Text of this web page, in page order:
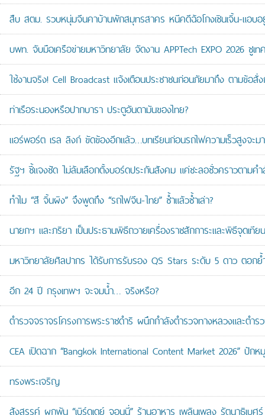
สืบ สตม. รวบหนุ่มจีนคาบ้านพักสมุทรสาคร หนีคดีฉ้อโกงเซินเจิ้น-แอบอ
บพท. จับมือเครือข่ายมหาวิทยาลัย จัดงาน APPTech EXPO 2026 ชูเ
ใช้งานจริง! Cell Broadcast แจ้งเตือนประชาชนก่อนภัยมาถึง ตามข้อสั่
ท่าเรือระนองหรือปากบารา ประตูอันดามันของไทย?
แอร์พอร์ต เรล ลิงก์ ขัดข้องอีกแล้ว…บทเรียนก่อนรถไฟความเร็วสูงจะม
รัฐฯ ชี้แจงชัด ไม่ล้มเลือกตั้งบอร์ดประกันสังคม แค่ชะลอชั่วคราวตามค
ทำไม “สี จิ้นผิง” จึงพูดถึง “รถไฟจีน-ไทย” ซ้ำแล้วซ้ำเล่า?
นายกฯ และภริยา เป็นประธานพิธีถวายเครื่องราชสักการะและพิธีจุดเ
มหาวิทยาลัยศิลปากร ได้รับการรับรอง QS Stars ระดับ 5 ดาว ตอก
อีก 24 ปี กรุงเทพฯ จะจมน้ำ… จริงหรือ?
ตำรวจจราจรโครงการพระราชดำริ ผนึกกำลังตำรวจทางหลวงและตำ
CEA เปิดฉาก “Bangkok International Content Market 2026” ปั
ทรงพระเจริญ
สังสรรค์ ผูกพัน “เบิร์ดเดย์ จอนนี่” ร้านอาหาร เพลินเพลง รัตนาธิเบศ